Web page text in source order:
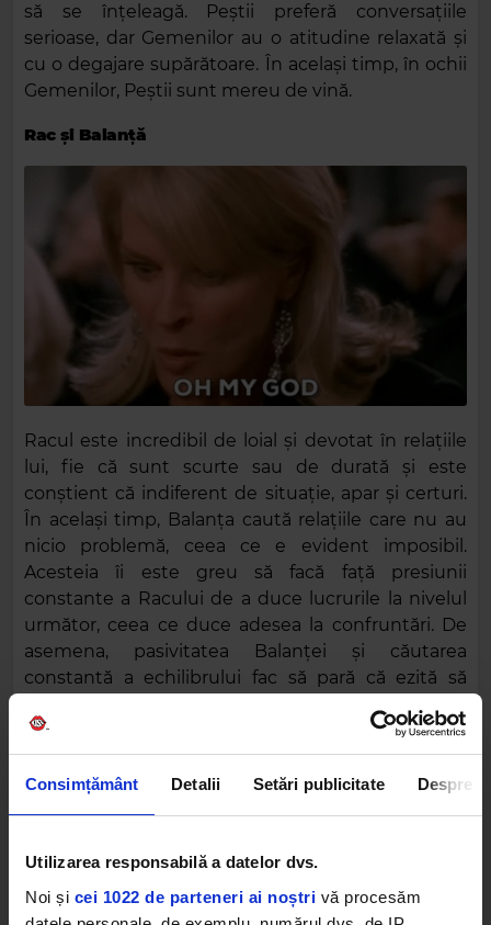
Consimțământ Detalii Setări publicitate Despre
Utilizarea responsabilă a datelor dvs.
Noi și cei 1022 de parteneri ai noștri vă procesăm
să se înțeleagă. Peștii preferă conversațiile
serioase, dar Gemenilor au o atitudine relaxată și
cu o degajare supărătoare. În același timp, în ochii
Gemenilor, Peștii sunt mereu de vină.
Rac și Balanță
Racul este incredibil de loial și devotat în relațiile
lui, fie că sunt scurte sau de durată și este
conștient că indiferent de situație, apar și certuri.
În același timp, Balanța caută relațiile care nu au
nicio problemă, ceea ce e evident imposibil.
Acesteia îi este greu să facă față presiunii
constante a Racului de a duce lucrurile la nivelul
următor, ceea ce duce adesea la confruntări. De
asemena, pasivitatea Balanței și căutarea
constantă a echilibrului fac să pară că ezită să